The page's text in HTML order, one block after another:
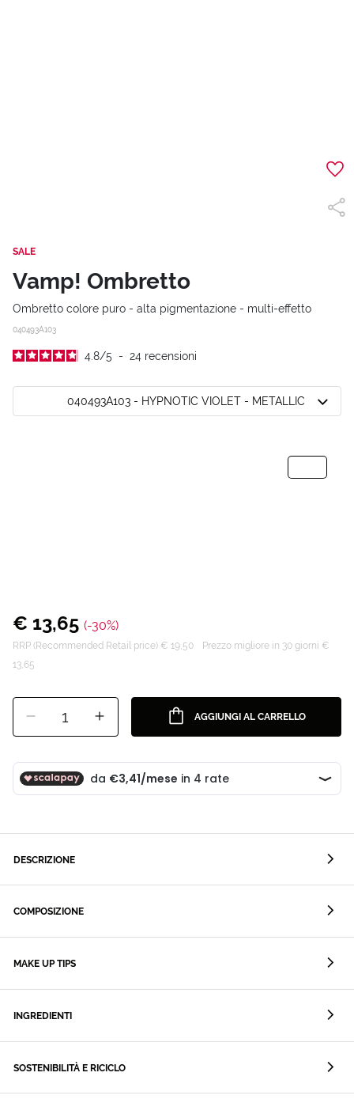
SALE
Vamp! Ombretto
Ombretto colore puro - alta pigmentazione - multi-effetto
040493A103
4.8/5 - 24 recensioni
040493A103 - HYPNOTIC VIOLET - METALLIC
€ 13,65 (-30%)
RRP (Recommended Retail price) € 19,50
Prezzo migliore in 30 giorni €
13,65
1 AGGIUNGI AL CARRELLO
DESCRIZIONE
COMPOSIZIONE
MAKE UP TIPS
INGREDIENTI
SOSTENIBILITÀ E RICICLO